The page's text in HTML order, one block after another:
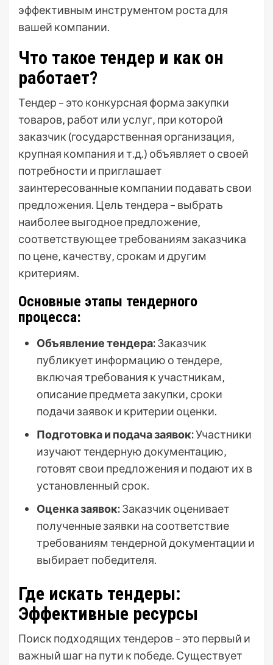
эффективным инструментом роста для
вашей компании.
Что такое тендер и как он
работает?
Тендер – это конкурсная форма закупки
товаров‚ работ или услуг‚ при которой
заказчик (государственная организация‚
крупная компания и т.д.) объявляет о своей
потребности и приглашает
заинтересованные компании подавать свои
предложения. Цель тендера – выбрать
наиболее выгодное предложение‚
соответствующее требованиям заказчика
по цене‚ качеству‚ срокам и другим
критериям.
Основные этапы тендерного
процесса:
Объявление тендера:Заказчик
публикует информацию о тендере‚
включая требования к участникам‚
описание предмета закупки‚ сроки
подачи заявок и критерии оценки.
Подготовка и подача заявок:Участники
изучают тендерную документацию‚
готовят свои предложения и подают их в
установленный срок.
Оценка заявок:Заказчик оценивает
полученные заявки на соответствие
требованиям тендерной документации и
выбирает победителя.
Где искать тендеры:
Эффективные ресурсы
Поиск подходящих тендеров – это первый и
важный шаг на пути к победе. Существует